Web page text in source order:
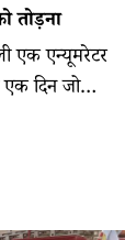
तोड़ना
एक एन्यूमरेटर
दिन जो
और डाटा
के बारे में